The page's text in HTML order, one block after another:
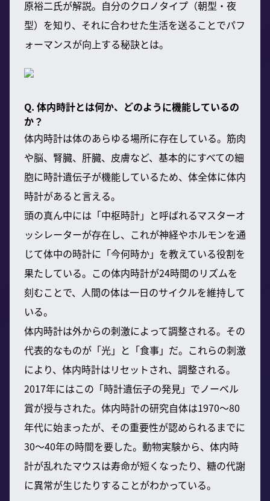
原裕二氏が解説。自分のクロノタイプ（朝型・夜
型）を知り、それに合わせた生活を送ることでパフ
ォーマンスが向上する秘訣とは。
Q. 体内時計とは何か、どのように機能しているの
か？
体内時計は体のあらゆる場所に存在している。筋肉
や脳、腎臓、肝臓、皮膚など、基本的にすべての細
胞に時計遺伝子が機能しているため、体全体に体内
時計があると言える。
頭の真ん中には「中枢時計」と呼ばれるマスターオ
ッシレーターが存在し、これが神経やホルモンを通
じて体中の時計に「今何時か」を教えている役割を
果たしている。この体内時計が24時間のリズムを
刻むことで、人間の体は一日のサイクルを維持して
いる。
体内時計は外からの刺激によって調整される。その
代表的なものが「光」と「食事」だ。これらの刺激
により、体内時計はリセットされ、調整される。
2017年にはこの「時計遺伝子の発見」でノーベル
賞が授与された。体内時計の研究自体は1970〜80
年代に始まったが、その重要性が認められるまでに
30〜40年の時間を要した。動物実験から、体内時
計が乱れたマウスは寿命が短くなったり、糖の代謝
に異常が生じたりすることがわかっている。